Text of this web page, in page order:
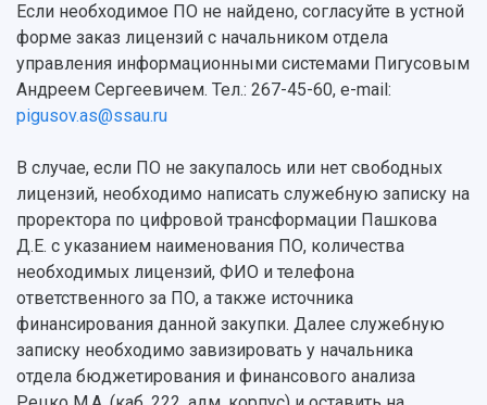
Руководство
Наблюдательный совет
Попечительский совет
Ученый совет
Кадровый резерв
Персоналии
Сотрудники и преподаватели
Заслуженные деятели
Структура университета
Институты и факультеты
Кафедры
События
СМИ об университете
Пресс-центр
Газета "Самарский университет"
Мы в соцсетях
Мультимедиа
Подкасты
Просветительский проект "Одержимы
Магистратура
Аспирантура
Формы обучения
Учебные планы
Дополнительное образование
Институты и факультеты
Образовательные программы
Профессорско-преподавательский состав
Расписание занятий
Стипендии
Тестирование иностранных граждан на
Подготовка научных кадров
Конкурс на замещение должностей научных
работников
Научно-технический совет
Аспирантура и докторантура
Справочные материалы
Научная инфраструктура
Научно-исследовательские подразделения
Структурная схема управления научно-
исследовательской деятельностью
Материальная база
Если необходимое ПО не найдено, согласуйте в устной
форме заказ лицензий с начальником отдела
управления информационными системами Пигусовым
Андреем Сергеевичем. Тел.: 267-45-60, e-mail:
pigusov.as@ssau.ru
В случае, если ПО не закупалось или нет свободных
лицензий, необходимо написать служебную записку на
проректора по цифровой трансформации Пашкова
Д.Е. с указанием наименования ПО, количества
необходимых лицензий, ФИО и телефона
ответственного за ПО, а также источника
финансирования данной закупки. Далее служебную
записку необходимо завизировать у начальника
отдела бюджетирования и финансового анализа